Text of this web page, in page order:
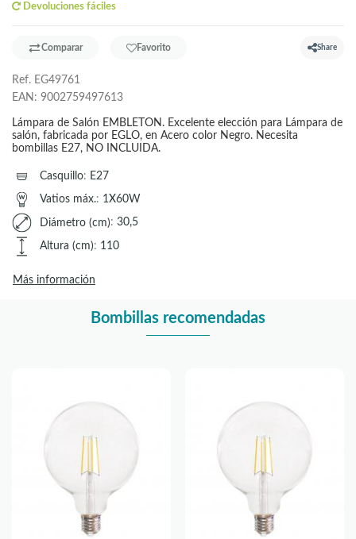
Devoluciones fáciles
Comparar Favorito Share
Ref. EG49761
EAN: 9002759497613
Lámpara de Salón EMBLETON. Excelente elección para Lámpara de
salón, fabricada por EGLO, en Acero color Negro. Necesita
bombillas E27, NO INCLUIDA.
Casquillo: E27
Vatios máx.: 1X60W
Diámetro (cm): 30,5
Altura (cm): 110
Más información
Bombillas recomendadas